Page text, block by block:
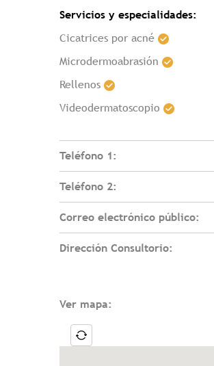
Servicios y especialidades:
Cicatrices por acné
Microdermoabrasión
Rellenos
Videodermatoscopio
Teléfono 1:
Teléfono 2:
Correo electrónico público:
Dirección Consultorio:
Ver mapa: